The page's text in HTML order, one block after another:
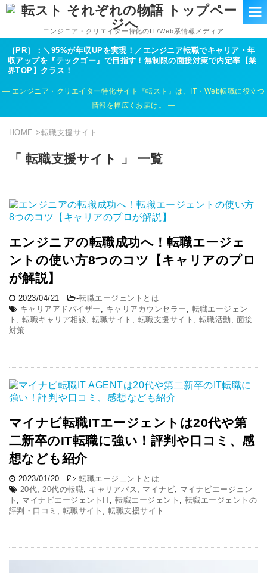
エンジニア・クリエイター特化のIT/Web系情報メディア
［PR］：＼95%が年収UPを実現！／エンジニア転職でキャリア・年
収アップを『テックゴー』で目指す！無制限の面接対策で内定率【業
界TOP】クラス！
エンジニア・クリエイター特化サイト『転スト』は、IT・Web転職に役立つ
情報を幅広くお届け。
HOME >転職支援サイト
「 転職支援サイト 」 一覧
エンジニアの転職成功へ！転職エージェ
ントの使い方8つのコツ【キャリアのプロ
が解説】
2023/04/21 -転職エージェントとは
キャリアアドバイザー , キャリアカウンセラー , 転職エージェン
ト ,転職キャリア相談,転職サイト , 転職支援サイト , 転職活動 , 面接
対策
マイナビ転職ITエージェントは20代や第
二新卒のIT転職に強い！評判や口コミ、感
想なども紹介
2023/01/20 -転職エージェントとは
20代,20代の転職, キャリアパス , マイナビ, マイナビエージェン
ト , マイナビエージェントIT,転職エージェント , 転職エージェントの
評判・口コミ , 転職サイト ,転職支援サイト